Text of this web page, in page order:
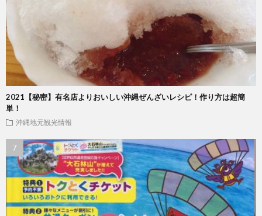
2021【秘密】有名店よりおいしい沖縄ぜんざいレシピ！作り方は超簡
単！
沖縄地元観光情報